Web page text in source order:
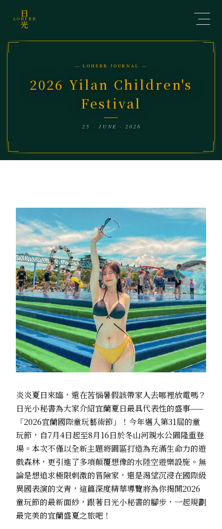
日
LOHERB
光
— LOHERB JOURNAL —
2026 Yilan Children's
Festival
25 · JUNE · 2026
炎炎夏日來臨，還在苦惱暑假該帶家人去哪裡放電嗎？
日光小秘書為大家介紹宜蘭夏日最具代表性的盛事——
「2026宜蘭國際童玩藝術節」！今年邁入第31屆的童
玩節，自7月4日起至8月16日於冬山河親水公園隆重登
場。本次不僅以全新主題將園區打造為充滿生命力的遊
戲森林，更引進了多項顛覆想像的水陸空遊樂設施。無
論是想追求極限刺激的冒險家，還是渴望沉浸在國際級
異國表演的文青，這篇深度精華導覽將為你揭開2026
童玩節的最新面紗，跟著日光小秘書的腳步，一起規劃
最完美的宜蘭盛夏之旅吧！